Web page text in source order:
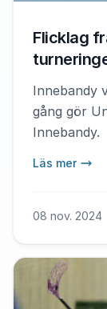
Flicklag
Innebandy
gång gör
Innebandy.
Läs mer
08 nov. 2024